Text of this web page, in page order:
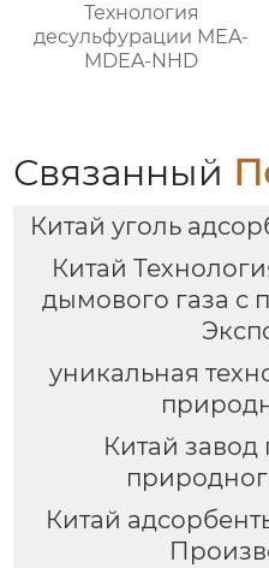
Технология
десульфурации MEA-
MDEA-NHD
Связанный
Китай уголь
Китай
дымового газа
уникальная
Китай
Китай